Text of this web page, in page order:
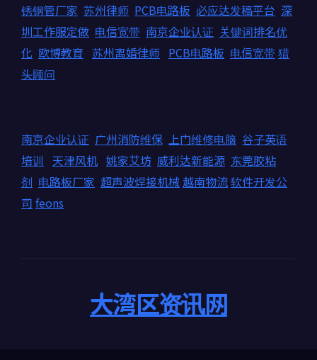
锈钢管厂家 苏州律师 PCB电路板 必应达发稿平台 深
圳工作服定做 电信宽带 南京企业认证 关键词排名优
化 欧博教育 苏州离婚律师 PCB电路板 电信宽带猎
头顾问
南京企业认证 广州消防维保 上门维修电脑 谷子英语
培训 天津风机 姚家艾坊 威利达新能源 东莞胶粘
剂 电路板厂家 超声波焊接机械越南物流软件开发公
司 feons
大湾区资讯网